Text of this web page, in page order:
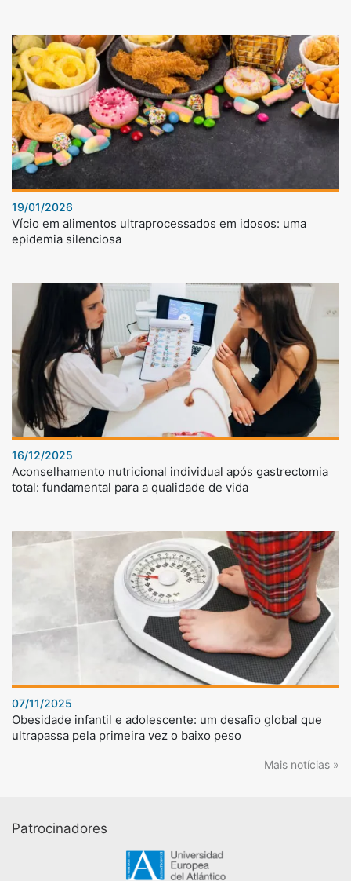
19/01/2026
Vício em alimentos ultraprocessados em idosos: uma
epidemia silenciosa
16/12/2025
Aconselhamento nutricional individual após gastrectomia
total: fundamental para a qualidade de vida
07/11/2025
Obesidade infantil e adolescente: um desafio global que
ultrapassa pela primeira vez o baixo peso
Mais notícias »
Patrocinadores